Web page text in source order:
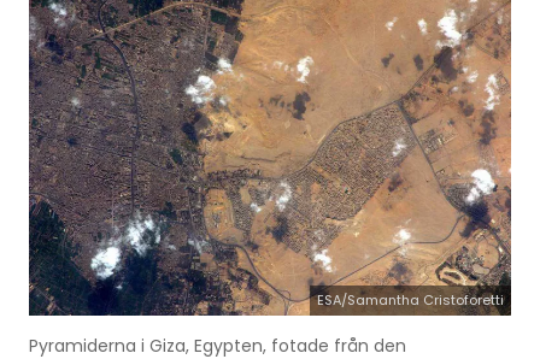
ESA/Samantha Cristoforetti
Pyramiderna i Giza, Egypten, fotade från den